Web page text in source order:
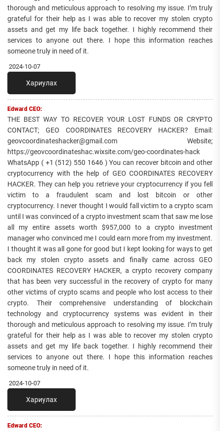
thorough and meticulous approach to resolving my issue. I’m truly
grateful for their help as I was able to recover my stolen crypto
assets and get my life back together. I highly recommend their
services to anyone out there. I hope this information reaches
someone truly in need of it.
2024-10-07
Хариулах
Edward CEO:
THE BEST WAY TO RECOVER YOUR LOST FUNDS OR CRYPTO
CONTACT; GEO COORDINATES RECOVERY HACKER? Email:
geovcoordinateshacker@gmail.com Website;
https://geovcoordinateshac.wixsite.com/geo-coordinates-hack
WhatsApp ( +1 (512) 550 1646 ) You can recover bitcoin and other
cryptocurrency with the help of GEO COORDINATES RECOVERY
HACKER. They can help you retrieve your cryptocurrency if you fell
victim to a fraudulent scam and lost bitcoin or other
cryptocurrency. I never thought I would fall victim to a crypto scam
until I was convinced of a crypto investment scam that saw me lose
all my entire assets worth $957,000 to a crypto investment
manager who convinced me I could earn more from my investment.
I thought it was all gone for good but I kept looking for ways to get
back my stolen crypto assets and finally came across GEO
COORDINATES RECOVERY HACKER, a crypto recovery company
that has been very successful in the recovery of crypto for many
other victims of crypto scams and people who lost access to their
crypto. Their comprehensive understanding of blockchain
technology and cryptocurrency systems was evident in their
thorough and meticulous approach to resolving my issue. I’m truly
grateful for their help as I was able to recover my stolen crypto
assets and get my life back together. I highly recommend their
services to anyone out there. I hope this information reaches
someone truly in need of it.
2024-10-07
Хариулах
Edward CEO: